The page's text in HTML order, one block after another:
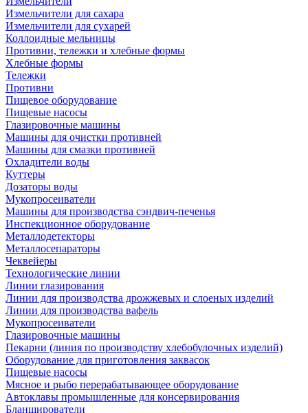
Измельчители для сахара
Измельчители для сухарей
Коллоидные мельницы
Противни, тележки и хлебные формы
Хлебные формы
Тележки
Противни
Пищевое оборудование
Пищевые насосы
Глазировочные машины
Машины для очистки противней
Машины для смазки противней
Охладители воды
Куттеры
Дозаторы воды
Мукопросеиватели
Машины для производства сэндвич-печенья
Инспекционное оборудование
Металлодетекторы
Металлосепараторы
Чеквейеры
Технологические линии
Линии глазирования
Линии для производства дрожжевых и слоеных изделий
Линии для производства вафель
Мукопросеиватели
Глазировочные машины
Пекарни (линия по производству хлебобулочных изделий)
Оборудование для приготовления заквасок
Пищевые насосы
Мясное и рыбо перерабатывающее оборудование
Автоклавы промышленные для консервирования
Бланширователи